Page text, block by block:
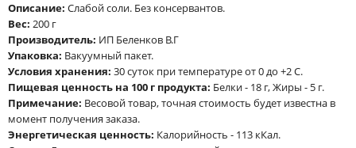
Описание: Слабой соли. Без консервантов.
Вес: 200 г
Производитель: ИП Беленков В.Г
Упаковка: Вакуумный пакет.
Условия хранения: 30 суток при температуре от 0 до +2 С.
Пищевая ценность на 100 г продукта: Белки - 18 г, Жиры - 5 г.
Примечание: Весовой товар, точная стоимость будет известна в
момент получения заказа.
Энергетическая ценность: Калорийность - 113 кКал.